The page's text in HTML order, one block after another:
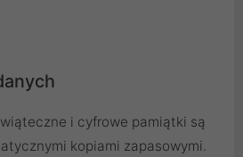
i cyfrowe pamiątki są
kopiami zapasowymi.